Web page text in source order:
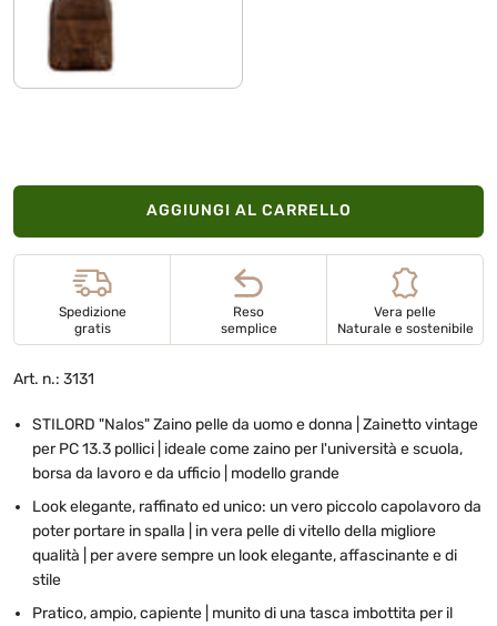
seppia - marrone
AGGIUNGI AL CARRELLO
Spedizione
gratis
Reso
semplice
Vera pelle
Naturale e sostenibile
Art. n.: 3131
STILORD "Nalos" Zaino pelle da uomo e donna | Zainetto vintage
per PC 13.3 pollici | ideale come zaino per l'università e scuola,
borsa da lavoro e da ufficio | modello grande
Look elegante, raffinato ed unico: un vero piccolo capolavoro da
poter portare in spalla | in vera pelle di vitello della migliore
qualità | per avere sempre un look elegante, affascinante e di
stile
Pratico, ampio, capiente | munito di una tasca imbottita per il